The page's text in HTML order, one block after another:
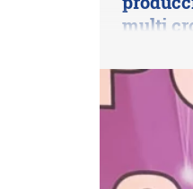
multi